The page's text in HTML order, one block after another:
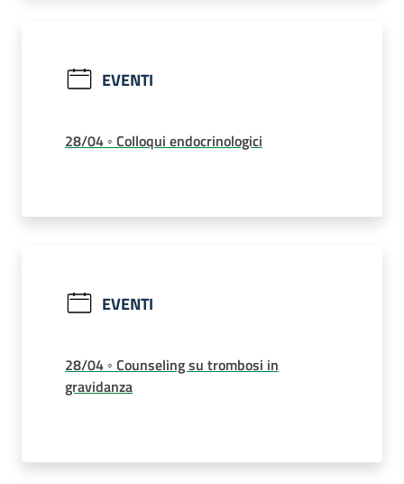
EVENTI
28/04 ◦ Colloqui endocrinologici
EVENTI
28/04 ◦ Counseling su trombosi in
gravidanza